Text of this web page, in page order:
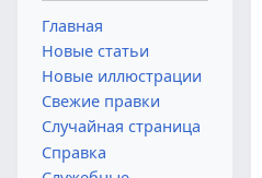
Главная
Новые статьи
Новые иллюстрации
Свежие правки
Случайная страница
Справка